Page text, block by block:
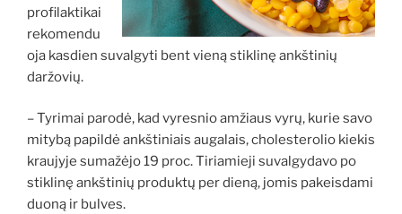
profilaktikai
rekomendu
oja kasdien suvalgyti bent vieną stiklinę ankštinių
daržovių.
– Tyrimai parodė, kad vyresnio amžiaus vyrų, kurie savo
mitybą papildė ankštiniais augalais, cholesterolio kiekis
kraujyje sumažėjo 19 proc. Tiriamieji suvalgydavo po
stiklinę ankštinių produktų per dieną, jomis pakeisdami
duoną ir bulves.